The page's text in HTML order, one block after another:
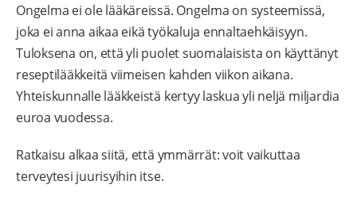
Ongelma ei ole lääkäreissä. Ongelma on systeemissä,
joka ei anna aikaa eikä työkaluja ennaltaehkäisyyn.
Tuloksena on, että yli puolet suomalaisista on käyttänyt
reseptilääkkeitä viimeisen kahden viikon aikana.
Yhteiskunnalle lääkkeistä kertyy laskua yli neljä miljardia
euroa vuodessa.
Ratkaisu alkaa siitä, että ymmärrät: voit vaikuttaa
terveytesi juurisyihin itse.